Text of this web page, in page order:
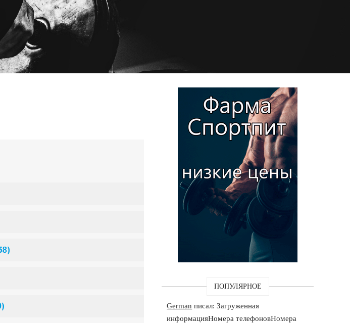
ПОПУЛЯРНОЕ
German писал: Загруженная
информацияНомера телефоновНомера